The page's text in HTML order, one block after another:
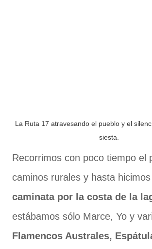
La Ruta 17 atravesando el pueblo y el
siesta.
Recorrimos con poco tiempo el
caminos rurales y hasta
caminata por la costa de la
estábamos sólo Marce, Yo y
Flamencos Australes,